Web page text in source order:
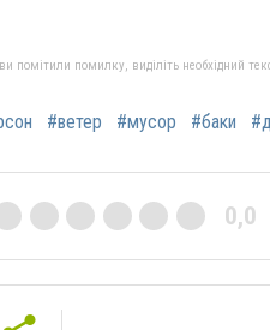
помітили помилку, виділіть необхідний
#ветер #мусор #баки
0,0